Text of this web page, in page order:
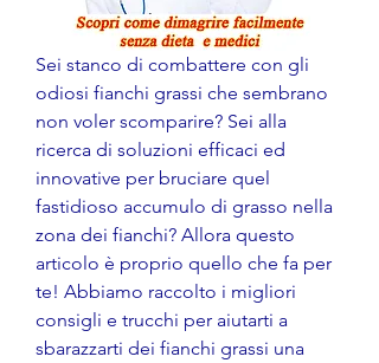
Sei stanco di combattere con gli
odiosi fianchi grassi che sembrano
non voler scomparire? Sei alla
ricerca di soluzioni efficaci ed
innovative per bruciare quel
fastidioso accumulo di grasso nella
zona dei fianchi? Allora questo
articolo è proprio quello che fa per
te! Abbiamo raccolto i migliori
consigli e trucchi per aiutarti a
sbarazzarti dei fianchi grassi una